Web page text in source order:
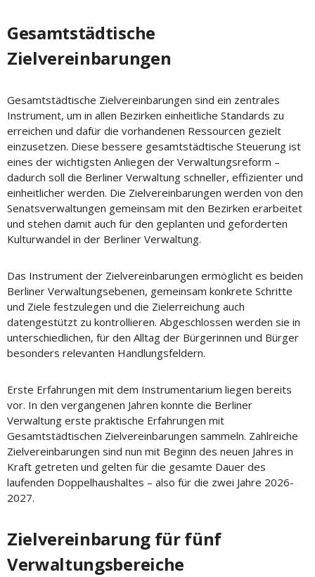
Gesamtstädtische
Zielvereinbarungen
Gesamtstädtische Zielvereinbarungen sind ein zentrales
Instrument, um in allen Bezirken einheitliche Standards zu
erreichen und dafür die vorhandenen Ressourcen gezielt
einzusetzen. Diese bessere gesamtstädtische Steuerung ist
eines der wichtigsten Anliegen der Verwaltungsreform –
dadurch soll die Berliner Verwaltung schneller, effizienter und
einheitlicher werden. Die Zielvereinbarungen werden von den
Senatsverwaltungen gemeinsam mit den Bezirken erarbeitet
und stehen damit auch für den geplanten und geforderten
Kulturwandel in der Berliner Verwaltung.
Das Instrument der Zielvereinbarungen ermöglicht es beiden
Berliner Verwaltungsebenen, gemeinsam konkrete Schritte
und Ziele festzulegen und die Zielerreichung auch
datengestützt zu kontrollieren. Abgeschlossen werden sie in
unterschiedlichen, für den Alltag der Bürgerinnen und Bürger
besonders relevanten Handlungsfeldern.
Erste Erfahrungen mit dem Instrumentarium liegen bereits
vor. In den vergangenen Jahren konnte die Berliner
Verwaltung erste praktische Erfahrungen mit
Gesamtstädtischen Zielvereinbarungen sammeln. Zahlreiche
Zielvereinbarungen sind nun mit Beginn des neuen Jahres in
Kraft getreten und gelten für die gesamte Dauer des
laufenden Doppelhaushaltes – also für die zwei Jahre 2026-
2027.
Zielvereinbarung für fünf
Verwaltungsbereiche